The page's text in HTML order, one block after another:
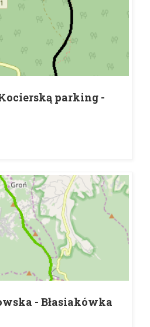
parking -
- Błasiakówka